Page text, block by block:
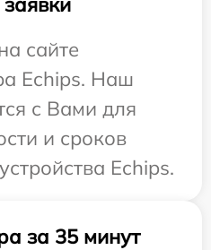
сайте
Echips. Наш
с Вами для
и сроков
Echips.
за 35 минут